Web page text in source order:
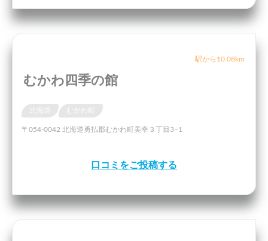
駅から10.08km
むかわ四季の館
〒054-0042 北海道勇払郡むかわ町美幸３丁目3−1
口コミをご投稿する